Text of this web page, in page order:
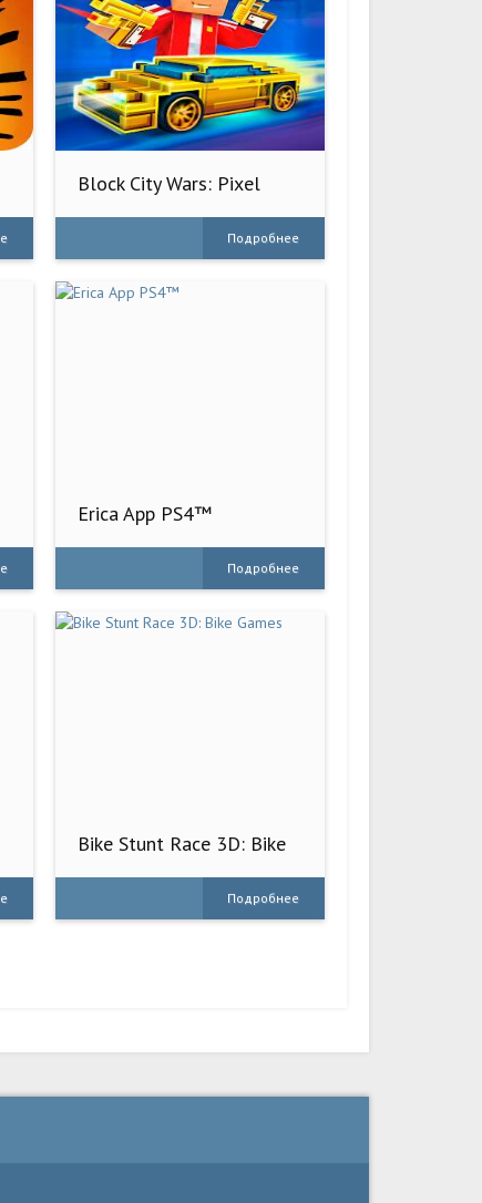
Block City Wars: Pixel
Подробнее
Erica App PS4™
Подробнее
Bike Stunt Race 3D: Bike
Подробнее